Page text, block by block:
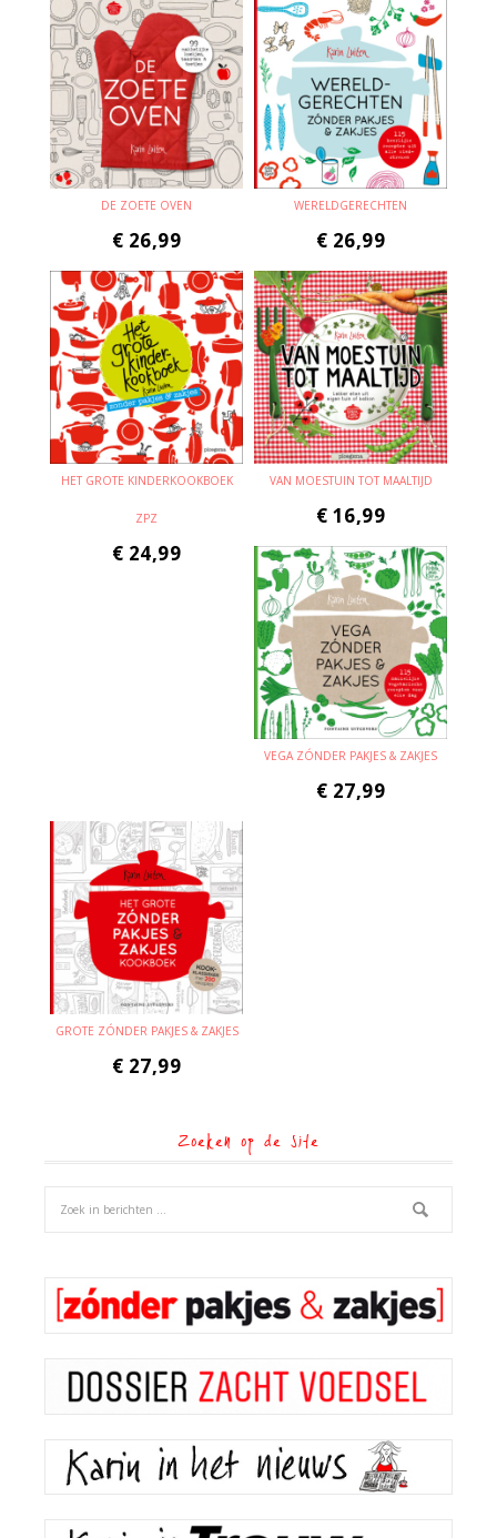
DE ZOETE OVEN
€ 26,99
WERELDGERECHTEN
€ 26,99
HET GROTE KINDERKOOKBOEK
ZPZ
€ 24,99
VAN MOESTUIN TOT MAALTIJD
€ 16,99
VEGA ZÓNDER PAKJES & ZAKJES
€ 27,99
GROTE ZÓNDER PAKJES & ZAKJES
€ 27,99
Zoeken op de site